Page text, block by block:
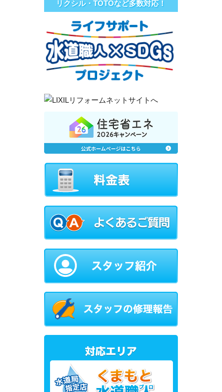
リクシル・TOTOなど多数対応！